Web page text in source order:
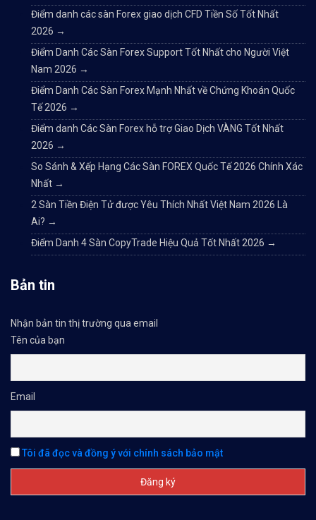
Điểm danh các sàn Forex giao dịch CFD Tiền Số Tốt Nhất
2026 →
Điểm Danh Các Sàn Forex Support Tốt Nhất cho Người Việt
Nam 2026 →
Điểm Danh Các Sàn Forex Mạnh Nhất về Chứng Khoán Quốc
Tế 2026 →
Điểm danh Các Sàn Forex hỗ trợ Giao Dịch VÀNG Tốt Nhất
2026 →
So Sánh & Xếp Hạng Các Sàn FOREX Quốc Tế 2026 Chính Xác
Nhất →
2 Sàn Tiền Điện Tử được Yêu Thích Nhất Việt Nam 2026 Là
Ai? →
Điểm Danh 4 Sàn CopyTrade Hiệu Quả Tốt Nhất 2026 →
Bản tin
Nhận bản tin thị trường qua email
Tên của bạn
Email
Tôi đã đọc và đồng ý với chính sách bảo mật